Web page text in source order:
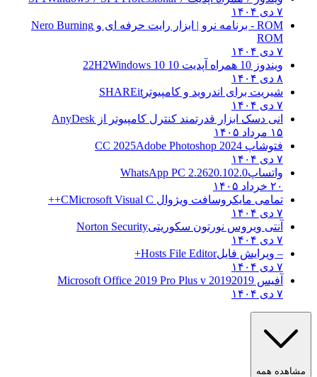
۷ دی ۱۴۰۴
ROM - برنامه نرو | ابزار رایت حرفه ای و
Nero Burning
ROM
۷ دی ۱۴۰۴
ویندوز 10 همراه آپدیت 10 22H2
Windows 10
۸ دی ۱۴۰۴
شیریت برای اندروید و کامپیوتر SHAREit
۷ دی ۱۴۰۴
انی دسک ابزار قدرتمند کنترل کامپیوتر از AnyDesk
۱۵ مرداد ۱۴۰۵
فتوشاپ CC 2025 Adobe Photoshop 2024
۷ دی ۱۴۰۴
واتساپWhatsApp PC 2.2620.102.0
۲۰ خرداد ۱۴۰۵
تمامی مایکروسافت ویژوال C Microsoft Visual C++
۷ دی ۱۴۰۴
آنتی ویروس نورتون سکوریتیNorton Security
۷ دی ۱۴۰۴
– ویرایش فایلHosts File Editor+
۷ دی ۱۴۰۴
آفیس 2019 2019 Microsoft Office 2019 Pro Plus v
۷ دی ۱۴۰۴
مشاهده همه